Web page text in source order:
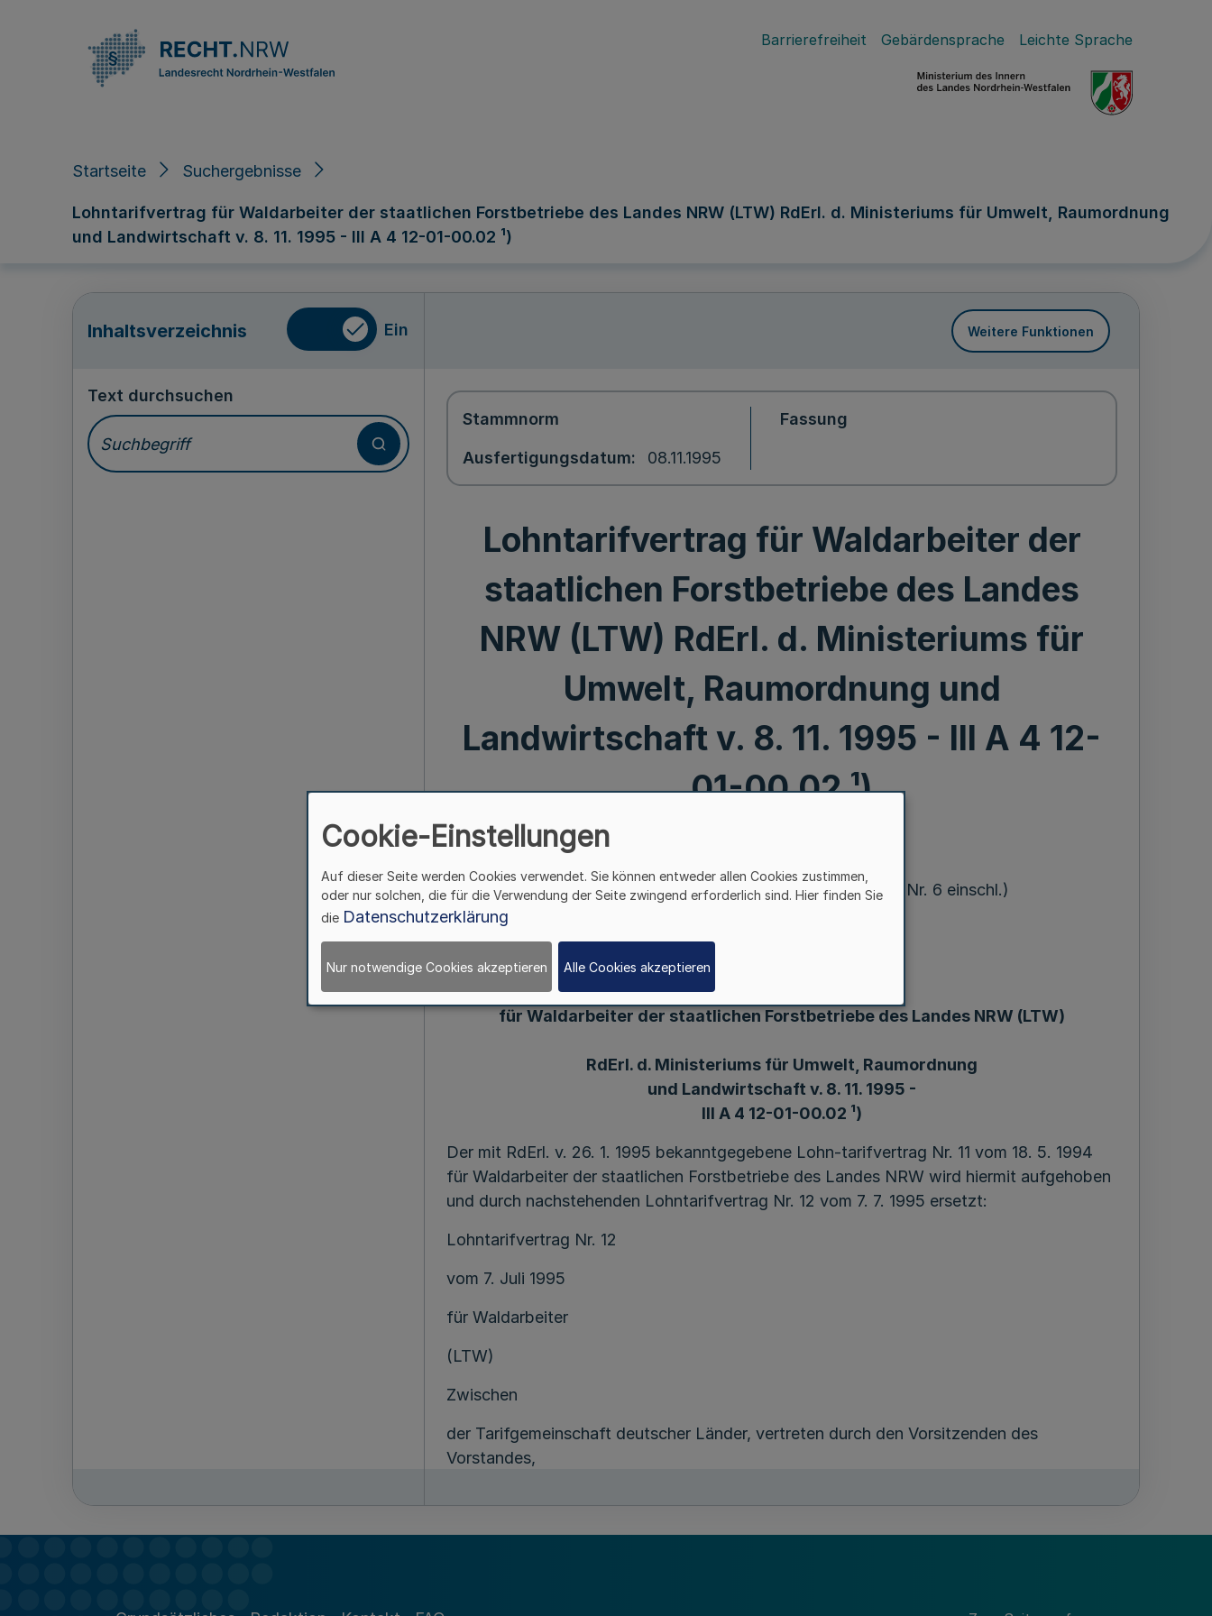
Barrierefreiheit Gebärdensprache Leichte Sprache
Startseite Suchergebnisse
Lohntarifvertrag für Waldarbeiter der staatlichen Forstbetriebe des Landes NRW (LTW) RdErl. d. Ministeriums für Umwelt, Raumordnung
und Landwirtschaft v. 8. 11. 1995 - III A 4 12-01-00.02 ¹)
Inhaltsverzeichnis Ein Weitere Funktionen
Text durchsuchen
Stammnorm
Ausfertigungsdatum 08.11.1995
Fassung
Lohntarifvertrag für Waldarbeiter der
staatlichen Forstbetriebe des Landes
NRW (LTW) RdErl. d. Ministeriums für
Umwelt, Raumordnung und
Landwirtschaft v. 8. 11. 1995 - III A 4 12-
01-00.02 ¹)
230. Ergänzung - SMB1. NW. - (Stand 1. 2. 1996 = MB1. NW. Nr. 6 einschl.)
8. 11. 96 (1)
Lohntarifvertrag
für Waldarbeiter der staatlichen Forstbetriebe des Landes NRW (LTW)
RdErl. d. Ministeriums für Umwelt, Raumordnung
und Landwirtschaft v. 8. 11. 1995 -
III A 4 12-01-00.02 ¹)
Der mit RdErl. v. 26. 1. 1995 bekanntgegebene Lohn-tarifvertrag Nr. 11 vom 18. 5. 1994
für Waldarbeiter der staatlichen Forstbetriebe des Landes NRW wird hiermit aufgehoben
und durch nachstehenden Lohntarifvertrag Nr. 12 vom 7. 7. 1995 ersetzt:
Lohntarifvertrag Nr. 12
vom 7. Juli 1995
für Waldarbeiter
(LTW)
Zwischen
der Tarifgemeinschaft deutscher Länder, vertreten durch den Vorsitzenden des
Vorstandes,
Rheinland-Pfalz e. V.,
Cookie-Einstellungen
Auf dieser Seite werden Cookies verwendet. Sie können entweder allen Cookies zustimmen,
oder nur solchen, die für die Verwendung der Seite zwingend erforderlich sind. Hier finden Sie
die Datenschutzerklärung
Nur notwendige Cookies akzeptieren Alle Cookies akzeptieren